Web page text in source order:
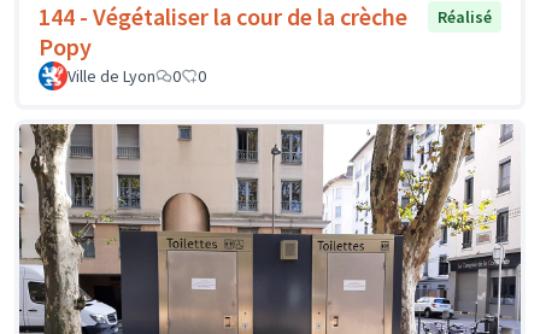
144 - Végétaliser la cour de la crèche
Popy
Réalisé
Ville de Lyon 0 0